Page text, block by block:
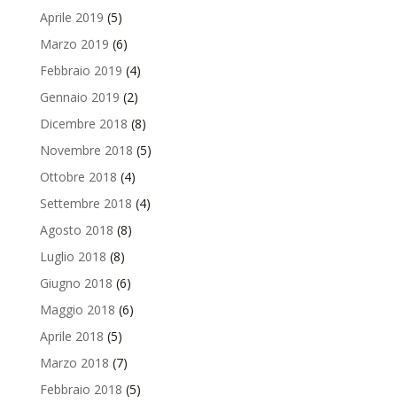
Aprile 2019 (5)
Marzo 2019 (6)
Febbraio 2019 (4)
Gennaio 2019 (2)
Dicembre 2018 (8)
Novembre 2018 (5)
Ottobre 2018 (4)
Settembre 2018 (4)
Agosto 2018 (8)
Luglio 2018 (8)
Giugno 2018 (6)
Maggio 2018 (6)
Aprile 2018 (5)
Marzo 2018 (7)
Febbraio 2018 (5)